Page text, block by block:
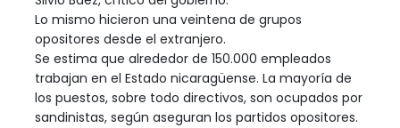
Lo mismo hicieron una veintena de grupos
opositores desde el extranjero.
Se estima que alrededor de 150.000 empleados
trabajan en el Estado nicaragüense. La mayoría de
los puestos, sobre todo directivos, son ocupados por
sandinistas, según aseguran los partidos opositores.